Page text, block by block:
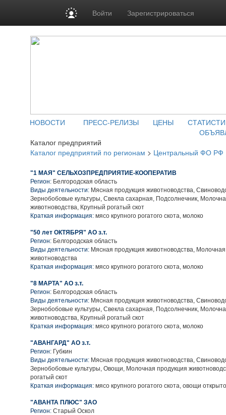
Войти Зарегистрироваться
НОВОСТИ ПРЕСС-РЕЛИЗЫ ЦЕНЫ
Каталог предприятий
Каталог предприятий по регионам > Центральный ФО РФ
"1 МАЯ" СЕЛЬХОЗПРЕДПРИЯТИЕ-КООПЕРАТИВ
Регион: Белгородская область
Виды деятельности: Мясная продукция животноводства,
Зернобобовые культуры, Свекла сахарная, Подсолнечник,
животноводства, Крупный рогатый скот
Краткая информация: мясо крупного рогатого скота, молоко
"50 лет ОКТЯБРЯ" АО з.т.
Регион: Белгородская область
Виды деятельности: Мясная продукция животноводства,
животноводства
Краткая информация: мясо крупного рогатого скота, молоко
"8 МАРТА" АО з.т.
Регион: Белгородская область
Виды деятельности: Мясная продукция животноводства,
Зернобобовые культуры, Свекла сахарная, Подсолнечник,
животноводства, Крупный рогатый скот
Краткая информация: мясо крупного рогатого скота, молоко
"АВАНГАРД" АО з.т.
Регион: Губкин
Виды деятельности: Мясная продукция животноводства,
Зернобобовые культуры, Овощи, Молочная продукция
рогатый скот
Краткая информация: мясо крупного рогатого скота, овощи
"АВАНТА ПЛЮС" ЗАО
Регион: Старый Оскол